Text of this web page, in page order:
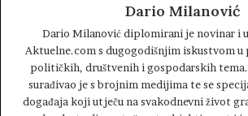
Dario Milanović
Dario Milanović diplomirani je novinar i
Aktuelne.com s dugogodišnjim iskustvom u
političkih, društvenih i gospodarskih
surađivao je s brojnim medijima te se
događaja koji utječu na svakodnevni život